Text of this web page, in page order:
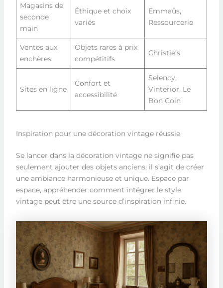
Magasins de
seconde
main
Éthique et choix
variés
Emmaüs,
Ressourcerie
Ventes aux
enchères
Objets rares à prix
compétitifs
Christie’s
Sites en ligne
Confort et
accessibilité
Selency,
Vinterior, Le
Bon Coin
Inspiration pour une décoration vintage réussie
Se lancer dans la décoration vintage ne signifie pas
seulement ajouter des objets anciens; il s’agit de créer
une ambiance harmonieuse et unique. Espace par
espace, appréhender comment intégrer le style
vintage peut être une source d’inspiration infinie.